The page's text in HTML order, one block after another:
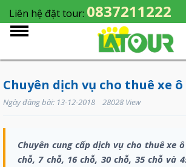
Liên hệ đặt tour: 0837211222
Chuyên dịch vụ cho thuê xe
Ngày đăng bài: 13-12-2018 28028 View
Chuyên cung cấp dịch vụ cho thuê xe
chỗ, 7 chỗ, 16 chỗ, 30 chỗ, 35 chỗ và